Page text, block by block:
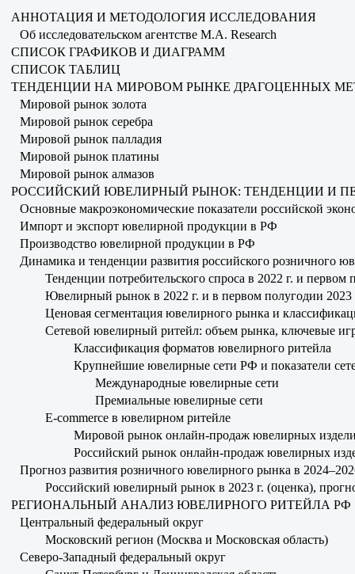
АННОТАЦИЯ И МЕТОДОЛОГИЯ ИССЛЕДОВАНИЯ
Об исследовательском агентстве M.A. Research
СПИСОК ГРАФИКОВ И ДИАГРАММ
СПИСОК ТАБЛИЦ
ТЕНДЕНЦИИ НА МИРОВОМ РЫНКЕ ДРАГОЦЕННЫХ
Мировой рынок золота
Мировой рынок серебра
Мировой рынок палладия
Мировой рынок платины
Мировой рынок алмазов
РОССИЙСКИЙ ЮВЕЛИРНЫЙ РЫНОК: ТЕНДЕНЦИИ И
Основные макроэкономические показатели российской
Импорт и экспорт ювелирной продукции в РФ
Производство ювелирной продукции в РФ
Динамика и тенденции развития российского розничного
Тенденции потребительского спроса в 2022 г. и первом
Ювелирный рынок в 2022 г. и в первом полугодии 2023
Ценовая сегментация ювелирного рынка и
Сетевой ювелирный ритейл: объем рынка, ключевые
Классификация форматов ювелирного ритейла
Крупнейшие ювелирные сети РФ и показатели
Международные ювелирные сети
Премиальные ювелирные сети
E-commerce в ювелирном ритейле
Мировой рынок онлайн-продаж ювелирных
Российский рынок онлайн-продаж ювелирных
Прогноз развития розничного ювелирного рынка в
Российский ювелирный рынок в 2023 г. (оценка),
РЕГИОНАЛЬНЫЙ АНАЛИЗ ЮВЕЛИРНОГО РИТЕЙЛА РФ
Центральный федеральный округ
Московский регион (Москва и Московская область)
Северо-Западный федеральный округ